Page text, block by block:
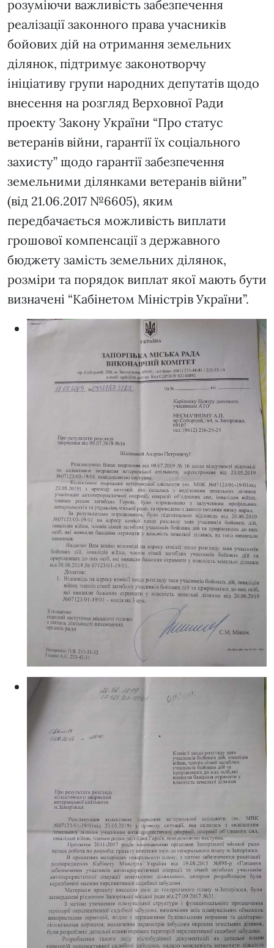
розуміючи важливість забезпечення
реалізації законного права учасників
бойових дій на отримання земельних
ділянок, підтримує законотворчу
ініціативу групи народних депутатів щодо
внесення на розгляд Верховної Ради
проекту Закону України “Про статус
ветеранів війни, гарантії їх соціального
захисту” щодо гарантії забезпечення
земельними ділянками ветеранів війни”
(від 21.06.2017 №6605), яким
передбачається можливість виплати
грошової компенсації з державного
бюджету замість земельних ділянок,
розміри та порядок виплат якої мають бути
визначені “Кабінетом Міністрів України”.